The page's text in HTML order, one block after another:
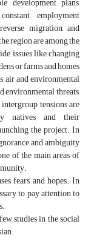
employment
migration, and
region are among the
issues like changing
or farms and homes
air and environmental
environmental threats,
tensions are
natives and their
the project. In
and ambiguity
of the main areas of
fears and hopes. In
to pay attention to
studies in the social